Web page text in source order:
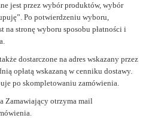
jest przez wybór produktów, wybór
Po potwierdzeniu wyboru,
na stronę wyboru sposobu płatności i
dostarczone na adres wskazany przez
opłatą wskazaną w cenniku dostawy.
po skompletowaniu zamówienia.
otrzyma mail